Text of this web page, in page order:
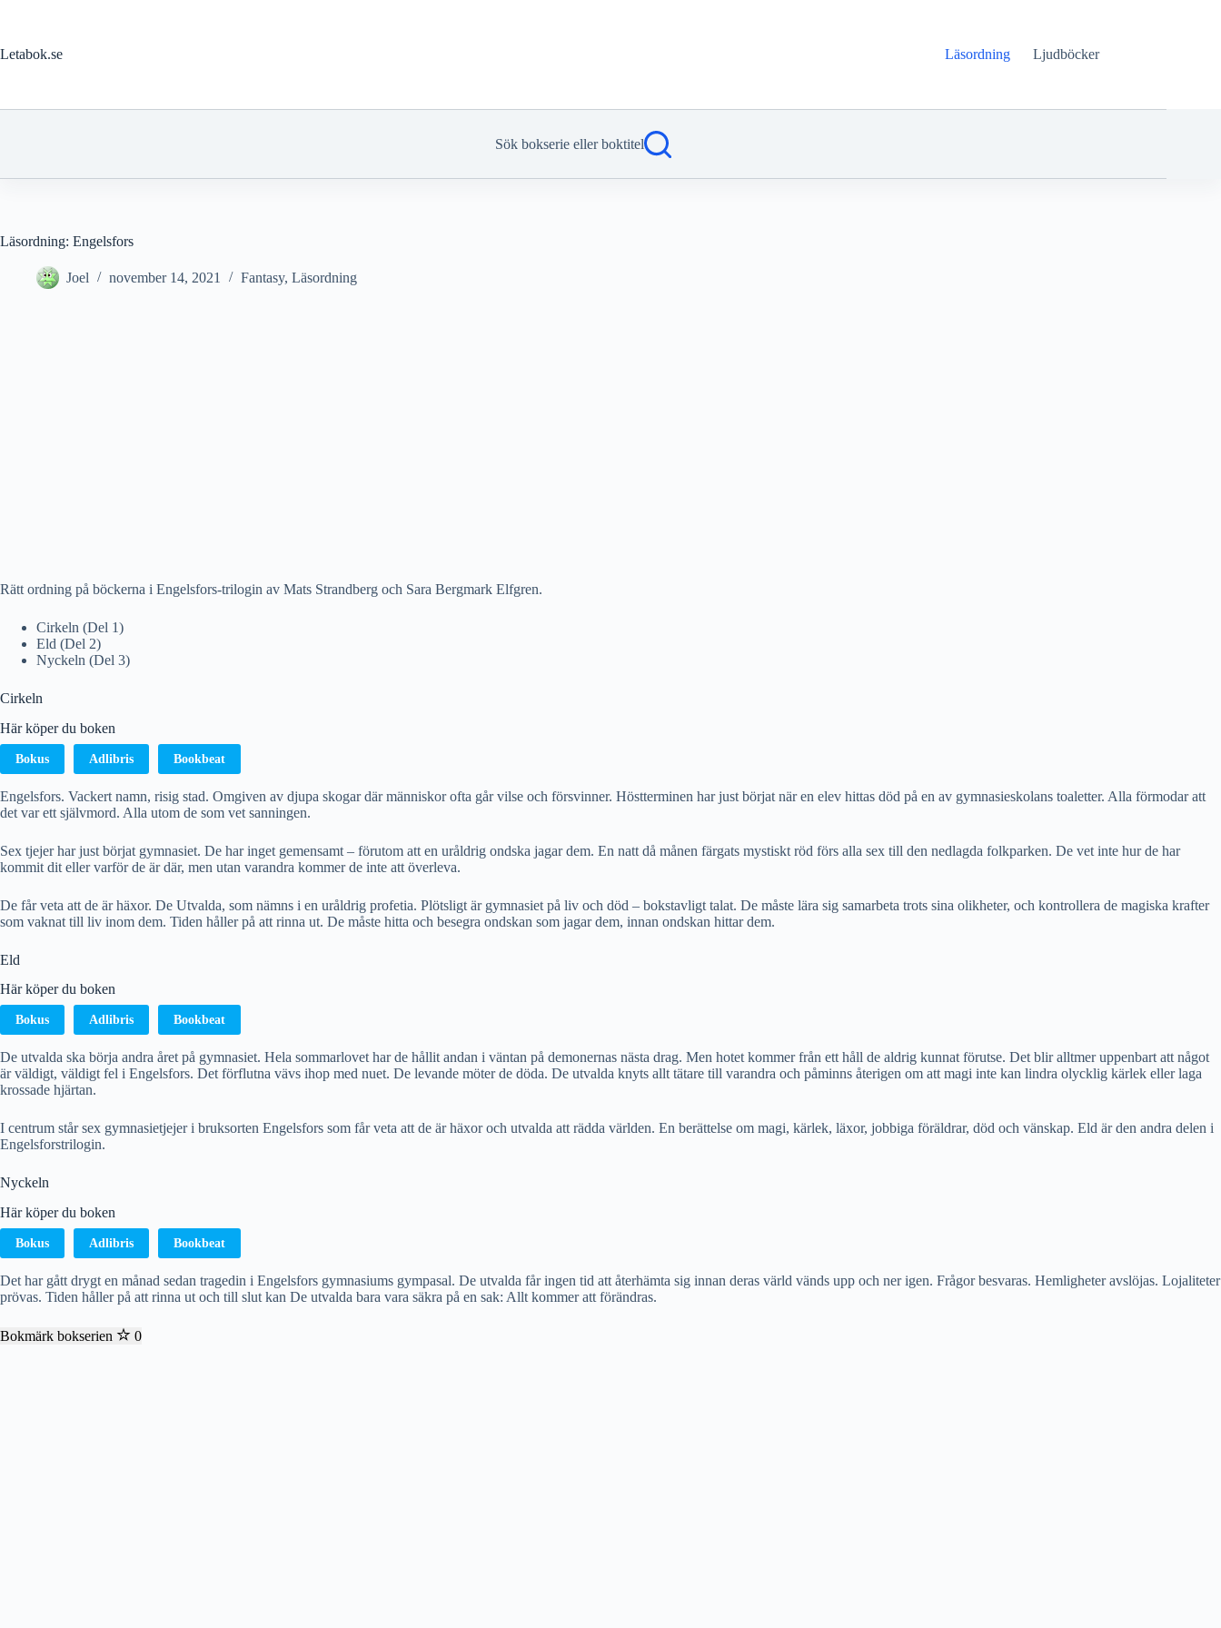
Letabok.se
Läsordning Ljudböcker
Sök bokserie eller boktitel
Läsordning: Engelsfors
Joel november 14, 2021 Fantasy, Läsordning
Rätt ordning på böckerna i Engelsfors-trilogin av Mats Strandberg och Sara Bergmark Elfgren.
Cirkeln (Del 1)
Eld (Del 2)
Nyckeln (Del 3)
Cirkeln
Här köper du boken
Bokus Adlibris Bookbeat
Engelsfors. Vackert namn, risig stad. Omgiven av djupa skogar där människor ofta går vilse och försvinner. Höstterminen har just börjat när en elev hittas död på en av gymnasieskolans toaletter. Alla förmodar att
det var ett självmord. Alla utom de som vet sanningen.
Sex tjejer har just börjat gymnasiet. De har inget gemensamt – förutom att en uråldrig ondska jagar dem. En natt då månen färgats mystiskt röd förs alla sex till den nedlagda folkparken. De vet inte hur de har
kommit dit eller varför de är där, men utan varandra kommer de inte att överleva.
De får veta att de är häxor. De Utvalda, som nämns i en uråldrig profetia. Plötsligt är gymnasiet på liv och död – bokstavligt talat. De måste lära sig samarbeta trots sina olikheter, och kontrollera de magiska krafter
som vaknat till liv inom dem. Tiden håller på att rinna ut. De måste hitta och besegra ondskan som jagar dem, innan ondskan hittar dem.
Eld
Här köper du boken
Bokus Adlibris Bookbeat
De utvalda ska börja andra året på gymnasiet. Hela sommarlovet har de hållit andan i väntan på demonernas nästa drag. Men hotet kommer från ett håll de aldrig kunnat förutse. Det blir alltmer uppenbart att något
är väldigt, väldigt fel i Engelsfors. Det förflutna vävs ihop med nuet. De levande möter de döda. De utvalda knyts allt tätare till varandra och påminns återigen om att magi inte kan lindra olycklig kärlek eller laga
krossade hjärtan.
I centrum står sex gymnasietjejer i bruksorten Engelsfors som får veta att de är häxor och utvalda att rädda världen. En berättelse om magi, kärlek, läxor, jobbiga föräldrar, död och vänskap. Eld är den andra delen i
Engelsforstrilogin.
Nyckeln
Här köper du boken
Bokus Adlibris Bookbeat
Det har gått drygt en månad sedan tragedin i Engelsfors gymnasiums gympasal. De utvalda får ingen tid att återhämta sig innan deras värld vänds upp och ner igen. Frågor besvaras. Hemligheter avslöjas. Lojaliteter
prövas. Tiden håller på att rinna ut och till slut kan De utvalda bara vara säkra på en sak: Allt kommer att förändras.
Bokmärk bokserien 0